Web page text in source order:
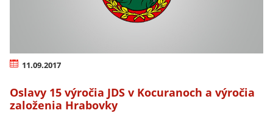
11.09.2017
Oslavy 15 výročia JDS v Kocuranoch a výročia
založenia Hrabovky